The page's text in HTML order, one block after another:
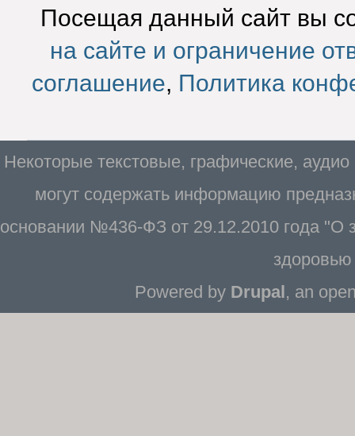
Посещая данный сайт вы
на сайте и ограничение
соглашение, Политика
Некоторые текстовые, графические,
могут содержать информацию
основании №436-ФЗ от 29.12.2010 года "О
Powered by Drupal, an